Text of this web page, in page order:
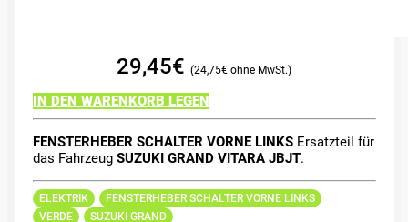
29,45€ 24,75€
IN DEN WARENKORB LEGEN
FENSTERHEBER SCHALTER VORNE LINKSErsatzteil für
das Fahrzeug SUZUKI GRAND VITARA JBJT.
ELEKTRIK
FENSTERHEBER SCHALTER VORNE LINKS
VERDE
SUZUKI GRAND